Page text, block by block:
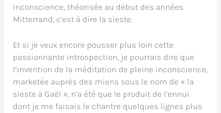
inconscience, théorisée au début des années
Mitterrand, c’est à dire la sieste.
Et si je veux encore pousser plus loin cette
passionnante introspection, je pourrais dire que
l’invention de la méditation de pleine inconscience,
marketée auprès des miens sous le nom de « la
sieste à Gaël », n’a été que le produit de l’ennui
dont je me faisais le chantre quelques lignes plus